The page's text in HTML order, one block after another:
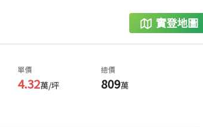
實登地圖
單價
4.32萬/坪
總價
809萬